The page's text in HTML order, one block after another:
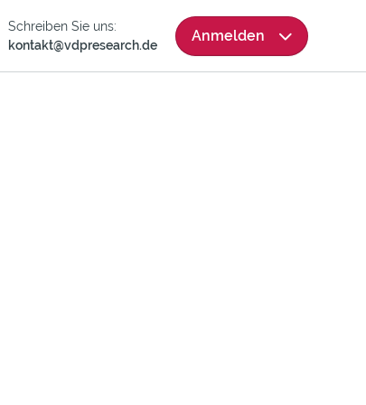
Schreiben Sie uns:
kontakt@vdpresearch.de
Skip
Navigation
Anmelden